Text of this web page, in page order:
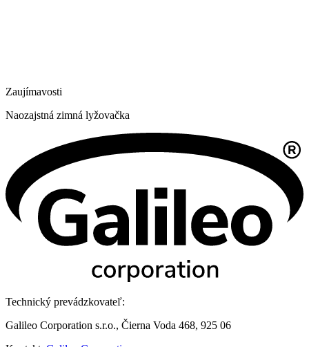
Zaujímavosti
Naozajstná zimná lyžovačka
Technický prevádzkovateľ:
Galileo Corporation s.r.o., Čierna Voda 468, 925 06